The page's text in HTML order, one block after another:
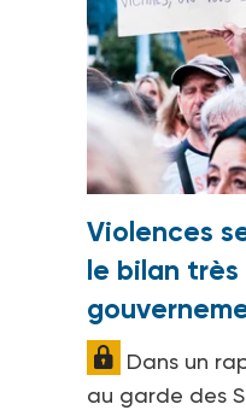
Violences
le bilan
Dans un
au garde des